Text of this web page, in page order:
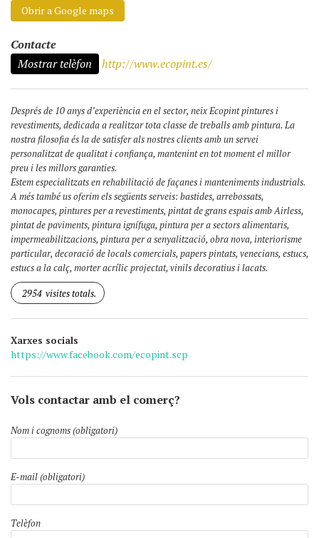
Obrir a Google maps
Contacte
Mostrar telèfon
http://www.ecopint.es/
Després de 10 anys d’experiència en el sector, neix Ecopint pintures i
revestiments, dedicada a realitzar tota classe de treballs amb pintura. La
nostra filosofia és la de satisfer als nostres clients amb un servei
personalitzat de qualitat i confiança, mantenint en tot moment el millor
preu i les millors garanties.
Estem especialitzats en rehabilitació de façanes i manteniments industrials.
A més també us oferim els següents serveis: bastides, arrebossats,
monocapes, pintures per a revestiments, pintat de grans espais amb Airless,
pintat de paviments, pintura ignífuga, pintura per a sectors alimentaris,
impermeabilitzacions, pintura per a senyalització, obra nova, interiorisme
particular, decoració de locals comercials, papers pintats, venecians, estucs,
estucs a la calç, morter acrílic projectat, vinils decoratius i lacats.
2954 visites totals.
Xarxes socials
https://www.facebook.com/ecopint.scp
Vols contactar amb el comerç?
Nom i cognoms (obligatori)
E-mail (obligatori)
Telèfon